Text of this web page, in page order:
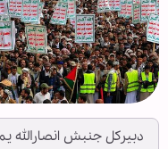
دبیرکل جنبش انصارالله